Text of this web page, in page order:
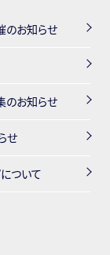
お知らせ
のお知らせ
せ
ついて